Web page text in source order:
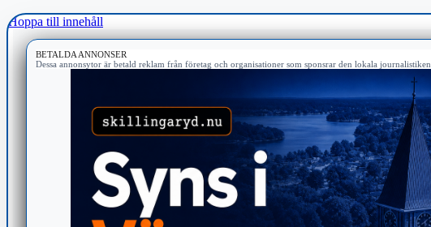
Hoppa till innehåll
BETALDA ANNONSER
Dessa annonsytor är betald reklam från företag och organisationer som sponsrar den lokala journalistiken.